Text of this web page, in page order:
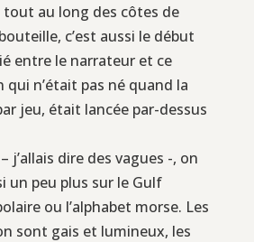
tout au long des côtes de
c’est aussi le début
entre le narrateur et ce
qui n’était pas né quand la
jeu, était lancée par-dessus
j’allais dire des vagues -, on
un peu plus sur le Gulf
ou l’alphabet morse. Les
sont gais et lumineux, les